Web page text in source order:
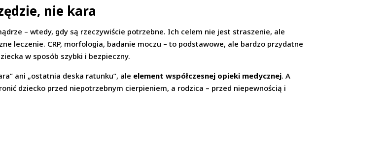
nie kara
– wtedy, gdy są rzeczywiście potrzebne. Ich celem nie jest straszenie, ale
leczenie. CRP, morfologia, badanie moczu – to podstawowe, ale bardzo przydatne
w sposób szybki i bezpieczny.
ani „ostatnia deska ratunku”, ale element współczesnej opieki medycznej. A
dziecko przed niepotrzebnym cierpieniem, a rodzica – przed niepewnością i